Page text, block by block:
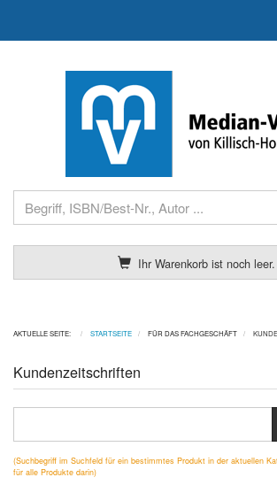
Ihr Warenkorb ist noch leer.
AKTUELLE SEITE: STARTSEITE FÜR DAS FACHGESCHÄFT
Kundenzeitschriften
(Suchbegriff im Suchfeld für ein bestimmtes Produkt in der aktuellen
für alle Produkte darin)